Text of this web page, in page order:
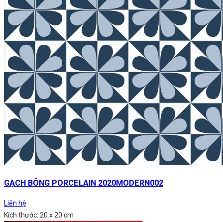
GẠCH BÔNG PORCELAIN 2020MODERN002
Liên hệ
Kích thước: 20 x 20 cm